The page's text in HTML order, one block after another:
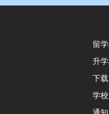
留
升
下载
学